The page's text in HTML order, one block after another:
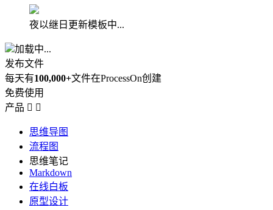
夜以继日更新模板中...
加载中...
发布文件
每天有100,000+文件在ProcessOn创建
免费使用
产品  
思维导图
流程图
思维笔记
Markdown
在线白板
原型设计